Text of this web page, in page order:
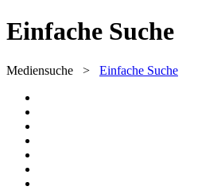
Einfache Suche
Mediensuche > Einfache Suche